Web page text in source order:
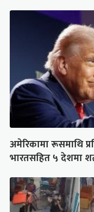
अमेरिकामा रूसमाथि
भारतसहित ५ देशमा